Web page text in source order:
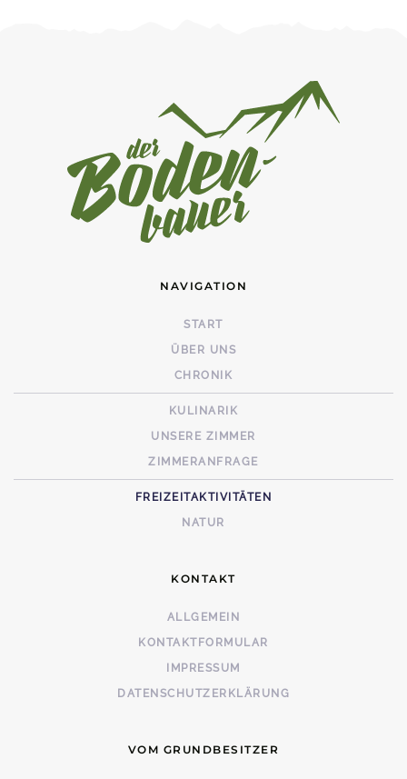
NAVIGATION
START
ÜBER UNS
CHRONIK
KULINARIK
UNSERE ZIMMER
ZIMMERANFRAGE
FREIZEITAKTIVITÄTEN
NATUR
KONTAKT
ALLGEMEIN
KONTAKTFORMULAR
IMPRESSUM
DATENSCHUTZERKLÄRUNG
VOM GRUNDBESITZER